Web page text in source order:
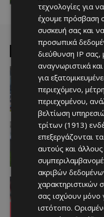
EDITOR PICKS
Απόλλων
Πολύ
Αθλητικά
Afentiko -
Απόλλων
Τι
Afentiko -
τεχνολογίες για
έχουμε πρόσβαση
συσκευή σας και
προσωπικά
διεύθυνση IP σας,
αναγνωριστικά
για
περιεχόμενο,
περιεχομένου,
βελτίωση
τρίτων (1913)
επεξεργάζονται
αυτούς και
ακριβών
χαρακτηριστικών
σας ισχύουν μόνο
ιστότοπο.